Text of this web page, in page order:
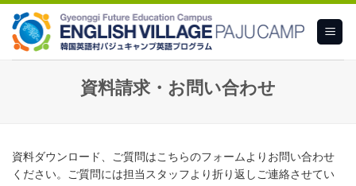
content
資料請求・お問い合わせ
資料ダウンロード、ご質問はこちらのフォームよりお問い合わせ
ください。ご質問には担当スタッフより折り返しご連絡させてい